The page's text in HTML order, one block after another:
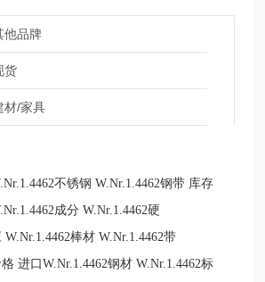
他品牌
货
材/家具
不锈钢 W.Nr.1.4462钢带 库存
成分 W.Nr.1.4462硬
W.Nr.1.4462棒材 W.Nr.1.4462带
进口W.Nr.1.4462钢材 W.Nr.1.4462标